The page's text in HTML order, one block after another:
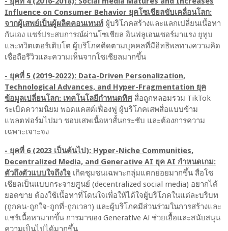
Influence on Consumer Behavior ยุคโซเชียลขับเคลื่อนโลก:
จากผู้เสพย์เป็นผู้ผลิตคอนเทนท์ผู้บริโภคสร้างและแลกเปลี่ยนเนื้อหา
กันเอง แชร์ประสบการณ์ผ่านโซเชียล อินฟลูเอนเซอร์มาแรง ยูทูบ
และทวิตเตอร์เติบโต ผู้บริโภคติดตามบุคคลที่มีอิทธิพลทางความคิด
เชื่อถือรีวิวและความเห็นจากโซเชียลมากขึ้น
- ยุคที่ 5 (2019-2022): Data-Driven Personalization,
Technological Advances, and Hyper-Fragmentation ยุค
ข้อมูลเปลี่ยนโลก: เทคโนโลยีกำหนดทิศสื่อถูกหลอมรวม TikTok
ระเบิดความนิยม พอดแคสต์เฟื่องฟู ผู้บริโภคเสพสื่อแบบข้าม
แพลตฟอร์มไปมา ชอบเสพเนื้อหาสั้นกระชับ และต้องการความ
เฉพาะเจาะจง
- ยุคที่ 6 (2023 เป็นต้นไป): Hyper-Niche Communities,
Decentralized Media, and Generative AI ยุค AI กำหนดเกม:
ตัวถึงตัวแบบใจถึงใจ เกิดชุมชนเฉพาะกลุ่มแตกย่อยมากขึ้น สื่อโซ
เชียลเป็นแบบกระจายศูนย์ (decentralized social media) อยากได้
ยอดขาย ต้องใช้เนื้อหาที่โดนใจเพื่อให้ได้ใจผู้บริโภคในแต่ละบริบท
(ถูกคน-ถูกใจ-ถูกที่-ถูกเวลา) และผู้บริโภคมีส่วนร่วมในการสร้างและ
แชร์เนื้อหามากขึ้น การมาของ Generative Ai ช่วยเอื้อและสนับสนุน
ความเป็นไปได้มากขึ้น